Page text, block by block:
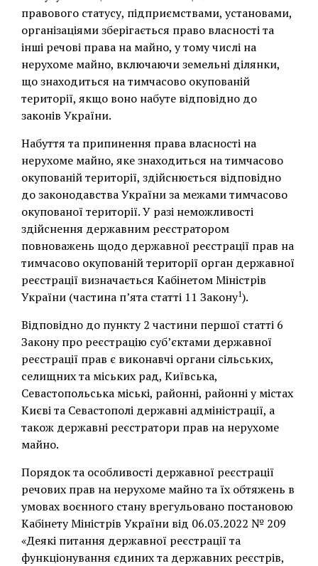
правового статусу, підприємствами, установами,
організаціями зберігається право власності та
інші речові права на майно, у тому числі на
нерухоме майно, включаючи земельні ділянки,
що знаходиться на тимчасово окупованій
території, якщо воно набуте відповідно до
законів України.
Набуття та припинення права власності на
нерухоме майно, яке знаходиться на тимчасово
окупованій території, здійснюється відповідно
до законодавства України за межами тимчасово
окупованої території. У разі неможливості
здійснення державним реєстратором
повноважень щодо державної реєстрації прав на
тимчасово окупованій території орган державної
реєстрації визначається Кабінетом Міністрів
України (частина п’ята статті 11 Закону1).
Відповідно до пункту 2 частини першої статті 6
Закону про реєстрацію суб’єктами державної
реєстрації прав є виконавчі органи сільських,
селищних та міських рад, Київська,
Севастопольська міські, районні, районні у містах
Києві та Севастополі державні адміністрації, а
також державні реєстратори прав на нерухоме
майно.
Порядок та особливості державної реєстрації
речових прав на нерухоме майно та їх обтяжень в
умовах воєнного стану врегульовано постановою
Кабінету Міністрів України від 06.03.2022 № 209
«Деякі питання державної реєстрації та
функціонування єдиних та державних реєстрів,